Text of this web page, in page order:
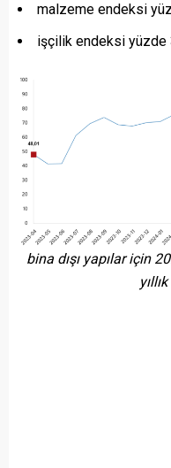
malzeme endeksi
işçilik endeksi yüzde
bina dışı yapılar için